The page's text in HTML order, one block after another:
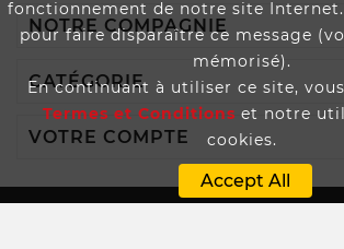
fonctionnement de notre site
pour faire disparaître ce message
mémorisé).
En continuant à utiliser ce site,
Termes et Conditions et notre
cookies.
Accept All
NOTRE COMPAGNIE
CATÉGORIE
VOTRE COMPTE